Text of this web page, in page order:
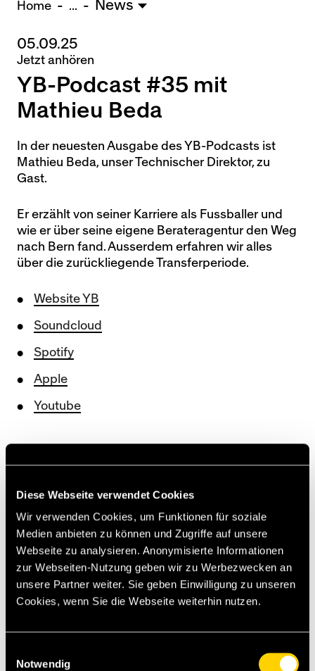
Diese Webseite verwendet Cookies
Wir verwenden Cookies, um Funktionen für soziale
Medien anbieten zu können und Zugriffe auf unsere
Webseite zu analysieren. Anonymisierte Informationen
zur Webseiten-Nutzung geben wir zu Werbezwecken an
unsere Partner weiter. Sie geben Einwilligung zu unseren
Cookies, wenn Sie die Webseite weiterhin nutzen.
Notwendig
U15 - Lugano *
3:1
Nachwuchs Frauen
Freiburg U20 - FU20 *
Team AFF/FFV - FU18 *
1:8
Thörishaus - FU15
12:1
* = Testspiel / (C) = Cupspiel
Home ... News
05.09.25
Jetzt anhören
YB-Podcast #35 mit
Mathieu Beda
In der neuesten Ausgabe des YB-Podcasts ist
Mathieu Beda, unser Technischer Direktor, zu
Gast.
Er erzählt von seiner Karriere als Fussballer und
wie er über seine eigene Berateragentur den Weg
nach Bern fand. Ausserdem erfahren wir alles
über die zurückliegende Transferperiode.
Website YB
Soundcloud
Spotify
Apple
Youtube
swisscasinos.ch. Die fantastische online
[nrc][sst]